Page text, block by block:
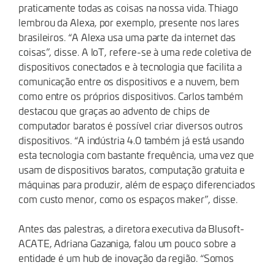
praticamente todas as coisas na nossa vida. Thiago
lembrou da Alexa, por exemplo, presente nos lares
brasileiros. “A Alexa usa uma parte da internet das
coisas”, disse. A IoT, refere-se à uma rede coletiva de
dispositivos conectados e à tecnologia que facilita a
comunicação entre os dispositivos e a nuvem, bem
como entre os próprios dispositivos. Carlos também
destacou que graças ao advento de chips de
computador baratos é possível criar diversos outros
dispositivos. “A indústria 4.0 também já está usando
esta tecnologia com bastante frequência, uma vez que
usam de dispositivos baratos, computação gratuita e
máquinas para produzir, além de espaço diferenciados
com custo menor, como os espaços maker”, disse.
Antes das palestras, a diretora executiva da Blusoft-
ACATE, Adriana Gazaniga, falou um pouco sobre a
entidade é um hub de inovação da região. “Somos